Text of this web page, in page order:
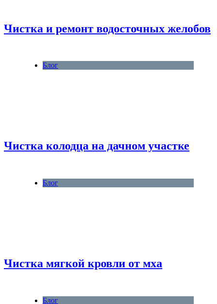
Чистка и ремонт водосточных желобов
Блог
Чистка колодца на дачном участке
Блог
Чистка мягкой кровли от мха
Блог